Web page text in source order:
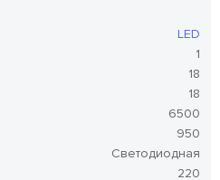
LED
1
18
18
6500
950
Светодиодная
220